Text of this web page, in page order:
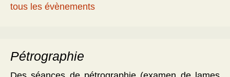
tous les évènements
Pétrographie